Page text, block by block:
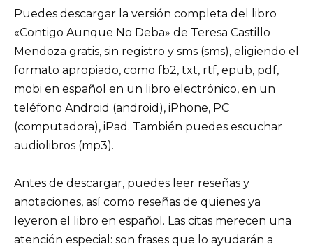
Puedes descargar la versión completa del libro
«Contigo Aunque No Deba» de Teresa Castillo
Mendoza gratis, sin registro y sms (sms), eligiendo el
formato apropiado, como fb2, txt, rtf, epub, pdf,
mobi en español en un libro electrónico, en un
teléfono Android (android), iPhone, PC
(computadora), iPad. También puedes escuchar
audiolibros (mp3).
Antes de descargar, puedes leer reseñas y
anotaciones, así como reseñas de quienes ya
leyeron el libro en español. Las citas merecen una
atención especial: son frases que lo ayudarán a